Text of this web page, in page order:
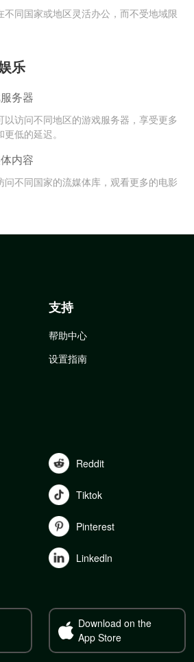
不同国家或地区灵活办公，而不受地域限
乐
务器
以访问不同地区的游戏服务器，享受更多
低的延迟。
内容
问不同国家的流媒体库，观看更多的电影
支持
帮助中心
设置指南
Reddit
Tiktok
Pinterest
Linkedln
Download on the
App Store